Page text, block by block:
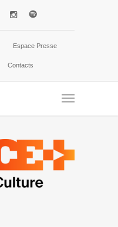
Espace Presse
Contacts